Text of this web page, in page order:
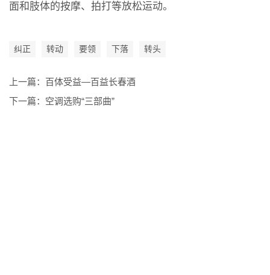
面和肢体的按摩、拍打等放松运动。
纠正 转动 要领 下落 转头
上一篇： 百体受益―百益长春酒
下一篇： 空调选购“三部曲”